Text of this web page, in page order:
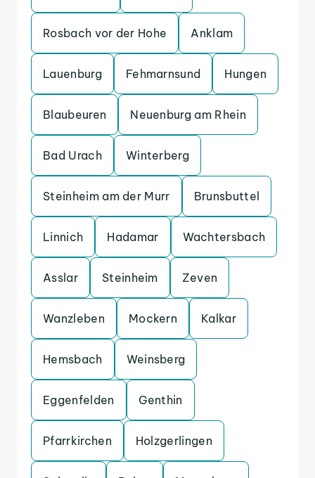
Rosbach vor der Hohe Anklam
Lauenburg Fehmarnsund Hungen
Blaubeuren Neuenburg am Rhein
Bad Urach Winterberg
Steinheim am der Murr Brunsbuttel
Linnich Hadamar Wachtersbach
Asslar Steinheim Zeven
Wanzleben Mockern Kalkar
Hemsbach Weinsberg
Eggenfelden Genthin
Pfarrkirchen Holzgerlingen